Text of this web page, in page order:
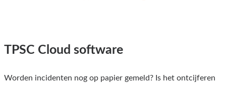
TPSC Cloud software
Worden incidenten nog op papier gemeld? Is het ontcijferen